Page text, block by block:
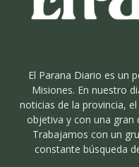
El Parana Diario es un
Misiones. En nuestro
noticias de la provincia,
objetiva y con una gran
Trabajamos con un
constante búsqueda